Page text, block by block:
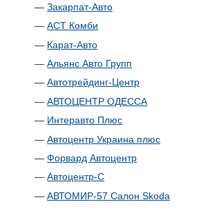
—Закарпат-Авто
—АСТ Комби
— Карат-Авто
—Альянс Авто Групп
—Автотрейдинг-Центр
—АВТОЦЕНТР ОДЕССА
— Интеравто Плюс
—Автоцентр Украина плюс
—Форвард Автоцентр
—Автоцентр-С
—АВТОМИР-57 Салон Skoda